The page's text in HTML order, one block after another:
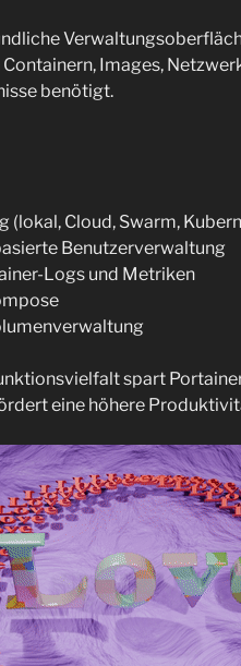
Images,
benötigt.
Cloud, Swarm,
Benutzerverwaltung
Logs und Metriken
spart
eine höhere